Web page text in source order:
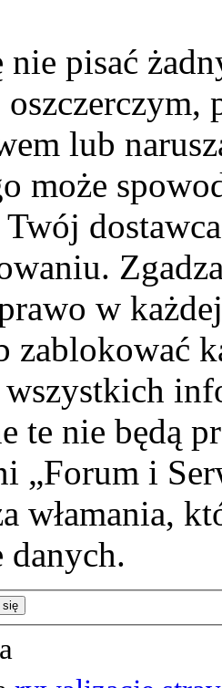
nie pisać
lub
może
Twój
w
zablokować
te nie będą
„Forum i
włamania,
danych.
się